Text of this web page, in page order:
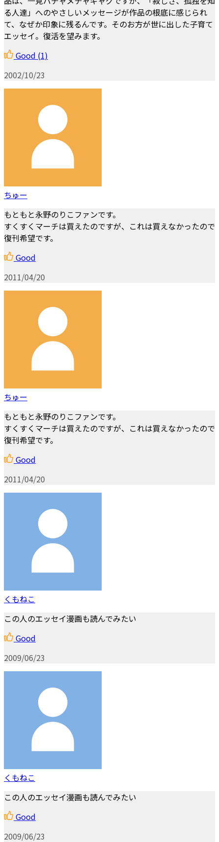
る人達」へのやさしいメッセージが作品の根底に感じられ
て、なぜか印象に残るんです。そのお方が世に出した子育て
エッセイ。復活を望みます。
Good (1)
2002/10/23
ちゅー
もともと永野のりこファンです。
すくすくマーチは買えたのですが、これは買えなかったので
復刊希望です。
Good
2011/04/20
ちゅー
もともと永野のりこファンです。
すくすくマーチは買えたのですが、これは買えなかったので
復刊希望です。
Good
2011/04/20
くもねこ
この人のエッセイ漫画も読んでみたい
Good
2009/06/23
くもねこ
この人のエッセイ漫画も読んでみたい
Good
2009/06/23